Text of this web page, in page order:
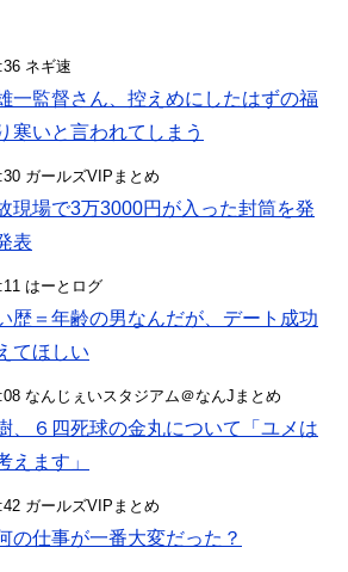
ネギ速
一監督さん、控えめにしたはずの福
寒いと言われてしまう
ガールズVIPまとめ
現場で3万3000円が入った封筒を発
表
はーとログ
歴＝年齢の男なんだが、デート成功
てほしい
なんじぇいスタジアム＠なんJまとめ
、６四死球の金丸について「ユメは
えます」
ガールズVIPまとめ
の仕事が一番大変だった？